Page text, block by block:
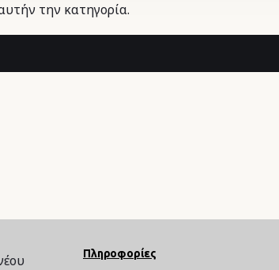
την κατηγορία.
Πληροφορίες